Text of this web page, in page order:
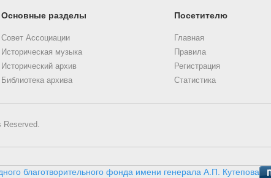
Основные разделы
Совет Ассоциации
Историческая музыка
Исторический архив
Библиотека архива
Посетителю
Главная
Правила
Регистрация
Статистика